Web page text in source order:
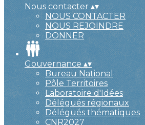
Nous contacter▴▾
NOUS CONTACTER
NOUS REJOINDRE
DONNER
Gouvernance▴▾
Bureau National
Pôle Territoires
Laboratoire d'Idées
Délégués régionaux
Délégués thématiques
CNR2027